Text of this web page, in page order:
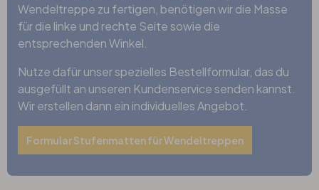
Wendeltreppe zu fertigen, benötigen wir die Masse
für die linke und rechte Seite sowie die
entsprechenden Winkel.
Nutze dafür unser spezielles Bestellformular, das du
ausgefüllt an unseren Kundenservice senden kannst.
Wir erstellen dann ein individuelles Angebot.
Formular Stufenmatten für Wendeltreppen